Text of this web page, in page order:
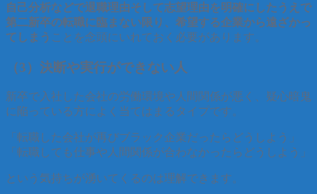
自己分析などで退職理由そして志望理由を明確にしたうえで
第二新卒の転職に臨まない限り、希望する企業から遠ざかっ
てしまう ことを念頭にいれておく必要があります。
（3）決断や実行ができない人
新卒で入社した会社の労働環境や人間関係が悪く、疑心暗鬼
に陥っている方によく当てはまるタイプです。
「転職した会社が再びブラック企業だったらどうしよう」
「転職しても仕事や人間関係が合わなかったらどうしよう」
という気持ちが湧いてくるのは理解できます。